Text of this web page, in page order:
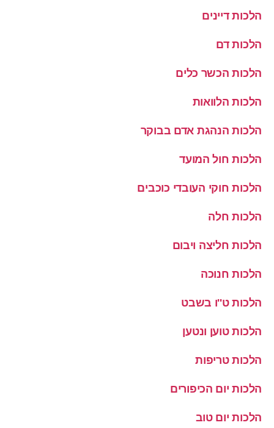
הלכות דיינים
הלכות דם
הלכות הכשר כלים
הלכות הלוואות
הלכות הנהגת אדם בבוקר
הלכות חול המועד
הלכות חוקי העובדי כוכבים
הלכות חלה
הלכות חליצה ויבום
הלכות חנוכה
הלכות ט''ו בשבט
הלכות טוען ונטען
הלכות טריפות
הלכות יום הכיפורים
הלכות יום טוב